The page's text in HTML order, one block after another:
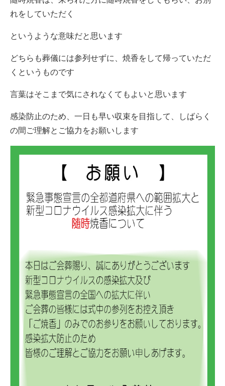
れをしていただく
というような意味だと思います
どちらも葬儀には参列せずに、焼香をして帰っていただ
くというものです
言葉はそこまで気にされなくてもよいと思います
感染防止のため、一日も早い収束を目指して、しばらく
の間ご理解とご協力をお願いします